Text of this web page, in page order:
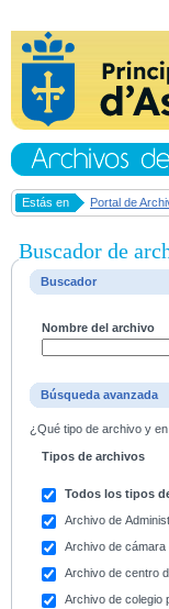
Estás en Portal de
Buscador de
Buscador
Nombre del archivo
Búsqueda avanzada
¿Qué tipo de archivo y
Tipos de archivos
Todos los tipos
Archivo de
Archivo de
Archivo de centro
Archivo de colegio